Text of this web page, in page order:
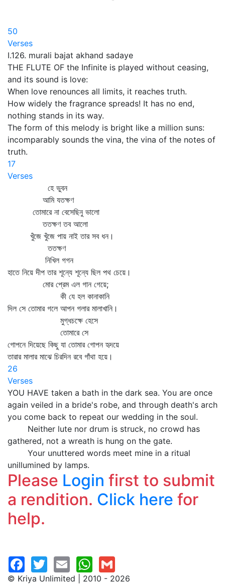
50
Verses
I.126. murali bajat akhand sadaye
THE FLUTE OF the Infinite is played without ceasing,
and its sound is love:
When love renounces all limits, it reaches truth.
How widely the fragrance spreads! It has no end,
nothing stands in its way.
The form of this melody is bright like a million suns:
incomparably sounds the vina, the vina of the notes of
truth.
17
Verses
হে ভুবন
আমি যতক্ষণ
তোমারে না বেসেছিনু ভালো
ততক্ষণ তব আলো
খুঁজে খুঁজে পায় নাই তার সব ধন।
ততক্ষণ
নিখিল গগন
হাতে নিয়ে দীপ তার শূন্যে শূন্যে ছিল পথ চেয়ে।
মোর প্রেম এল গান গেয়ে;
কী যে হল কানাকানি
দিল সে তোমার গলে আপন গলার মালাখানি।
মুগ্ধচক্ষে হেসে
তোমারে সে
গোপনে দিয়েছে কিছু যা তোমার গোপন হৃদয়ে
তারার মালার মাঝে চিরদিন রবে গাঁথা হয়ে।
26
Verses
YOU HAVE taken a bath in the dark sea. You are once
again veiled in a bride's robe, and through death's arch
you come back to repeat our wedding in the soul.
Neither lute nor drum is struck, no crowd has
gathered, not a wreath is hung on the gate.
Your unuttered words meet mine in a ritual
unillumined by lamps.
Please Login first to submit
a rendition. Click here for
help.
© Kriya Unlimited | 2010 - 2026